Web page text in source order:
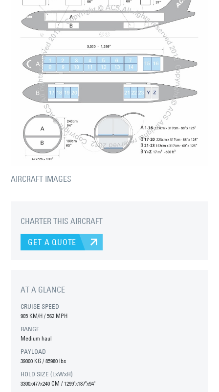
AIRCRAFT IMAGES
CHARTER THIS AIRCRAFT
GET A QUOTE
AT A GLANCE
CRUISE SPEED
905 KM/H / 562 MPH
RANGE
Medium haul
PAYLOAD
39000 KG / 85980 lbs
HOLD SIZE (LxWxH)
3300x477x240 CM / 1299"x187"x94"